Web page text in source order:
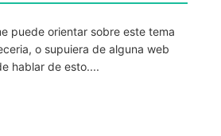
puede orientar sobre este tema
o supuiera de alguna web
hablar de esto....